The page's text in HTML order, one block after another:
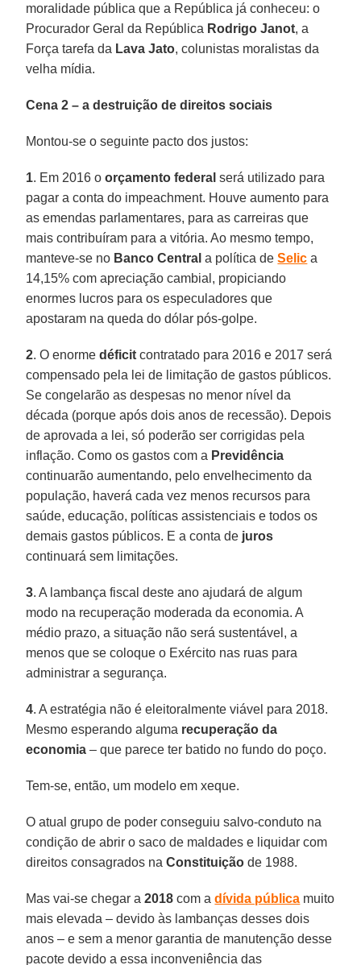
moralidade pública que a República já conheceu: o
Procurador Geral da República Rodrigo Janot, a
Força tarefa da Lava Jato, colunistas moralistas da
velha mídia.
Cena 2 – a destruição de direitos sociais
Montou-se o seguinte pacto dos justos:
1. Em 2016 oorçamento federal será utilizado para
pagar a conta do impeachment. Houve aumento para
as emendas parlamentares, para as carreiras que
mais contribuíram para a vitória. Ao mesmo tempo,
manteve-se no Banco Central a política deSelic a
14,15% com apreciação cambial, propiciando
enormes lucros para os especuladores que
apostaram na queda do dólar pós-golpe.
2. O enormedéficit contratado para 2016 e 2017 será
compensado pela lei de limitação de gastos públicos.
Se congelarão as despesas no menor nível da
década (porque após dois anos de recessão). Depois
de aprovada a lei, só poderão ser corrigidas pela
inflação. Como os gastos com a Previdência
continuarão aumentando, pelo envelhecimento da
população, haverá cada vez menos recursos para
saúde, educação, políticas assistenciais e todos os
demais gastos públicos. E a conta de juros
continuará sem limitações.
3. A lambança fiscal deste ano ajudará de algum
modo na recuperação moderada da economia. A
médio prazo, a situação não será sustentável, a
menos que se coloque o Exército nas ruas para
administrar a segurança.
4. A estratégia não é eleitoralmente viável para 2018.
Mesmo esperando alguma recuperação da
economia – que parece ter batido no fundo do poço.
Tem-se, então, um modelo em xeque.
O atual grupo de poder conseguiu salvo-conduto na
condição de abrir o saco de maldades e liquidar com
direitos consagrados naConstituição de 1988.
Mas vai-se chegar a2018 com adívida pública muito
mais elevada – devido às lambanças desses dois
anos – e sem a menor garantia de manutenção desse
pacote devido a essa inconveniência das